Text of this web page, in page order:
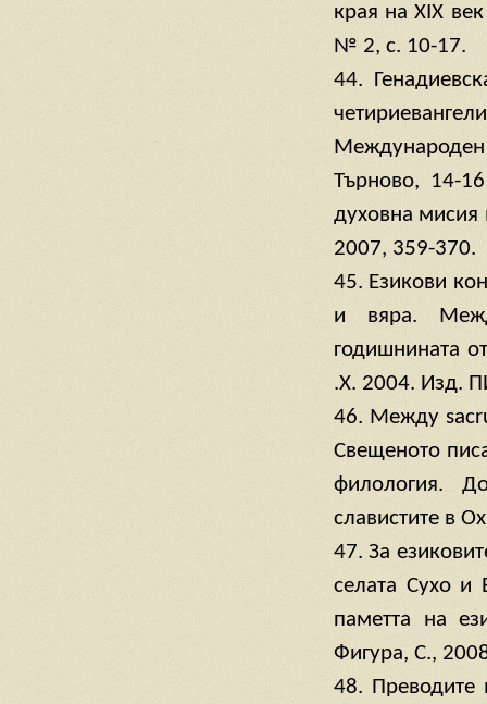
края на ХІХ
№ 2, с. 10-17.
44.
Международен
Търново, 14-
духовна мисия
2007, 359-370.
45. Езикови
и вяра.
годишнината
.Х. 2004. Изд.
46. Между
Свещеното
филология.
славистите в
47. За
селата Сухо
паметта на
Фигура, С.,
48. Преводите